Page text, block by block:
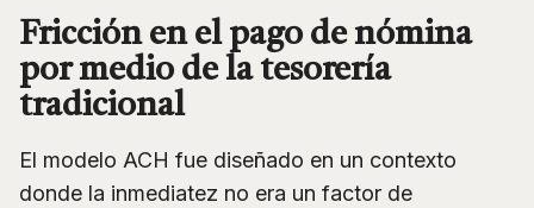
Fricción en el pago de nómina
por medio de la tesorería
tradicional
El modelo ACH fue diseñado en un contexto
donde la inmediatez no era un factor de